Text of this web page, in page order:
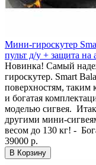
Мини-гироскутер
пульт д/у + защита на
Новинка! Самый
гироскутер. Smart
поверхностям, таким
и богатая
моделью сигвея.
другими мини-
весом до 130 кг! -
39000 р.
В Корзину